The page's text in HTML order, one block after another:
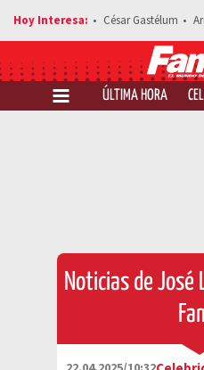
César Gastélum
ÚLTIMA HORA
Noticias de José